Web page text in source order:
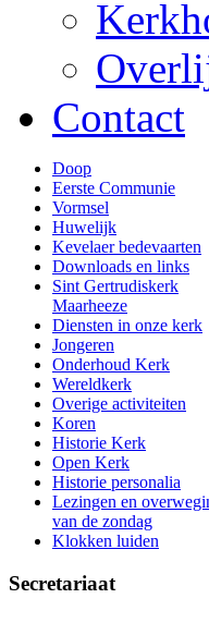
Contact
Doop
Eerste Communie
Vormsel
Huwelijk
Kevelaer bedevaarten
Downloads en links
Sint Gertrudiskerk
Maarheeze
Diensten in onze kerk
Jongeren
Onderhoud Kerk
Wereldkerk
Overige activiteiten
Koren
Historie Kerk
Open Kerk
Historie personalia
Lezingen en
van de zondag
Klokken luiden
Secretariaat